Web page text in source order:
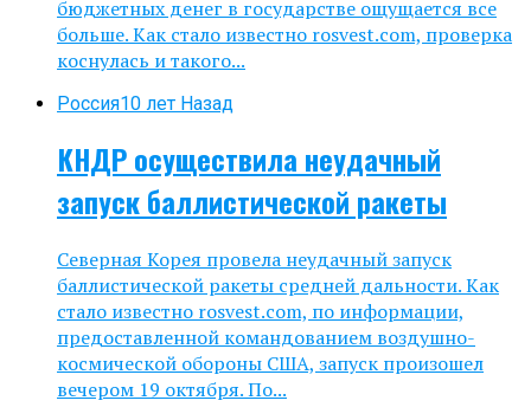
бюджетных денег в государстве ощущается все
больше. Как стало известно rosvest.com, проверка
коснулась и такого...
Россия10 лет Назад
КНДР осуществила неудачный
запуск баллистической ракеты
Северная Корея провела неудачный запуск
баллистической ракеты средней дальности. Как
стало известно rosvest.com, по информации,
предоставленной командованием воздушно-
космической обороны США, запуск произошел
вечером 19 октября. По...